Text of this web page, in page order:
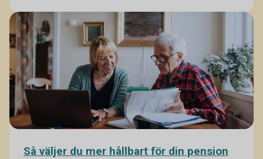
Så väljer du mer hållbart för din pension